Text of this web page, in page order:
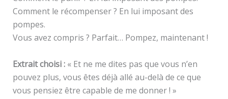
Comment le récompenser ? En lui imposant des
pompes.
Vous avez compris ? Parfait… Pompez, maintenant !
Extrait choisi :« Et ne me dites pas que vous n’en
pouvez plus, vous êtes déjà allé au-delà de ce que
vous pensiez être capable de me donner ! »